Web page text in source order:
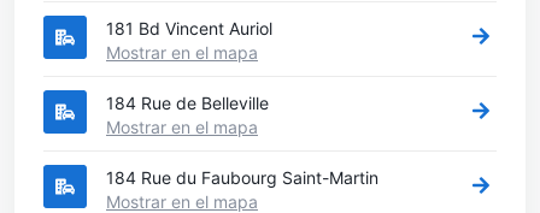
181 Bd Vincent Auriol
Mostrar en el mapa
184 Rue de Belleville
Mostrar en el mapa
184 Rue du Faubourg Saint-Martin
Mostrar en el mapa